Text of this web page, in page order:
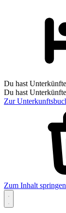
Du hast
Du hast
Zur
Zum Inhalt springen